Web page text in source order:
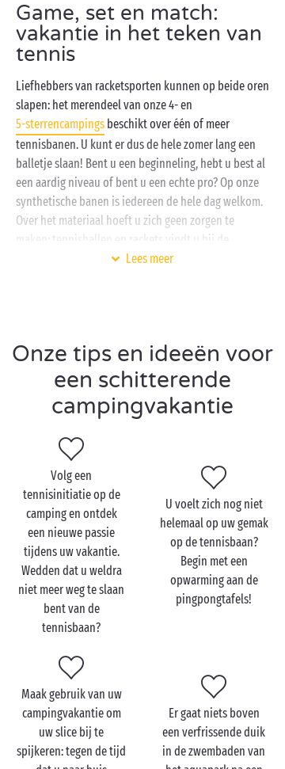
Game, set en match:
vakantie in het teken van
tennis
Liefhebbers van racketsporten kunnen op beide oren
slapen: het merendeel van onze 4- en
5-sterrencampings beschikt over één of meer
tennisbanen. U kunt er dus de hele zomer lang een
balletje slaan! Bent u een beginneling, hebt u best al
een aardig niveau of bent u een echte pro? Op onze
synthetische banen is iedereen de hele dag welkom.
Over het materiaal hoeft u zich geen zorgen te
maken: tennisballen en rackets vindt u bij de
receptie van de camping. Vraag er gewoon naar!
en nieuwe vriendente maken! Aarzel niet om een
beroep te doen op onze professionele animatoren.
Zij helpen u graag met de voorbereiding. Moge de
beste winnen!
Lees meer
Onze tips en ideeën voor
een schitterende
campingvakantie
Volg een
tennisinitiatie op de
camping en ontdek
een nieuwe passie
tijdens uw vakantie.
Wedden dat u weldra
niet meer weg te slaan
bent van de
tennisbaan?
U voelt zich nog niet
helemaal op uw gemak
op de tennisbaan?
Begin met een
opwarming aan de
pingpongtafels!
Maak gebruik van uw
campingvakantie om
uw slice bij te
spijkeren: tegen de tijd
Er gaat niets boven
een verfrissende duik
in de zwembaden van